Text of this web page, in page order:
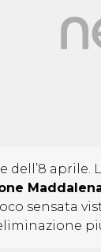
dell’8 aprile.
sensata